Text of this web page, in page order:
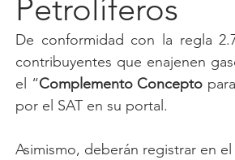
Petrolíferos
De conformidad con la regla
contribuyentes que enajenen
el “Complemento Concepto
por el SAT en su portal.
Asimismo, deberán registrar en